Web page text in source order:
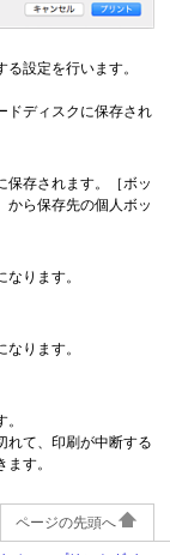
設定を行います。
ドディスクに保存され
存されます。
［ボッ
から保存先の個人ボッ
ります。
ります。
れて、印刷が中断する
す。
ページの先頭へ